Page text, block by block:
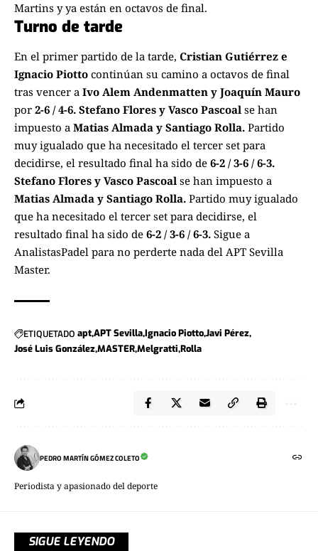
Martins y ya están en octavos de final.
Turno de tarde
En el primer partido de la tarde, Cristian Gutiérrez e
Ignacio Piotto continúan su camino a octavos de final
tras vencer a Ivo Alem Andenmatten y Joaquín Mauro
por 2-6 / 4-6. Stefano Flores y Vasco Pascoal se han
impuesto a Matias Almada y Santiago Rolla. Partido
muy igualado que ha necesitado el tercer set para
decidirse, el resultado final ha sido de 6-2 / 3-6 / 6-3.
Stefano Flores y Vasco Pascoal se han impuesto a
Matias Almada y Santiago Rolla. Partido muy igualado
que ha necesitado el tercer set para decidirse, el
resultado final ha sido de 6-2 / 3-6 / 6-3. Sigue a
AnalistasPadel para no perderte nada del APT Sevilla
Master.
ETIQUETADO aptAPT SevillaIgnacio PiottoJavi Pérez
José Luis GonzálezMASTERMelgratti Rolla
PEDRO MARTÍN GÓMEZ COLETO
Periodista y apasionado del deporte
SIGUE LEYENDO